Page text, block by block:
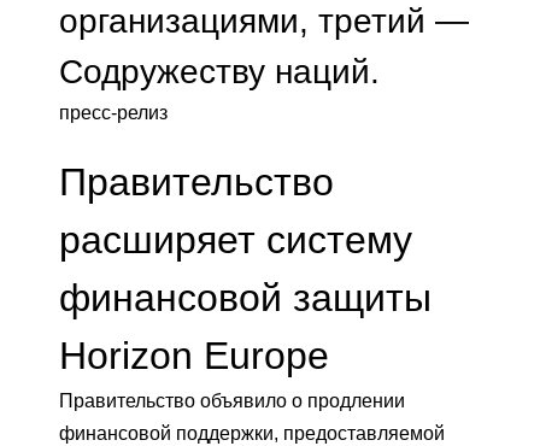
организациями, третий —
Содружеству наций.
пресс-релиз
Правительство
расширяет систему
финансовой защиты
Horizon Europe
Правительство объявило о продлении
финансовой поддержки, предоставляемой